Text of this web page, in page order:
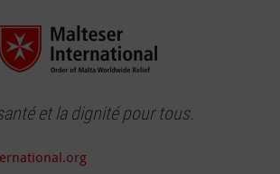
et la dignité pour tous.